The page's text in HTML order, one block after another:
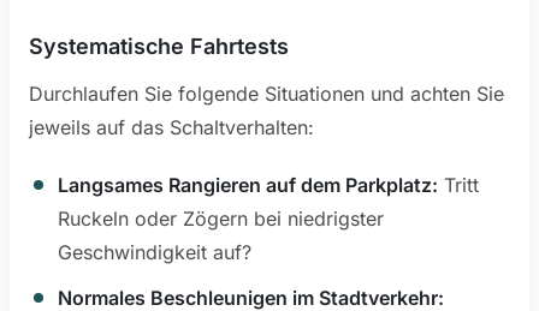
Systematische Fahrtests
Durchlaufen Sie folgende Situationen und achten Sie
jeweils auf das Schaltverhalten:
Langsames Rangieren auf dem Parkplatz: Tritt
Ruckeln oder Zögern bei niedrigster
Geschwindigkeit auf?
Normales Beschleunigen im Stadtverkehr: